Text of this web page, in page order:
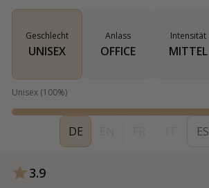
Geschlecht
UNISEX
Anlass
OFFICE
Intensität
MITTEL
Unisex (100%)
DE ES
3.9